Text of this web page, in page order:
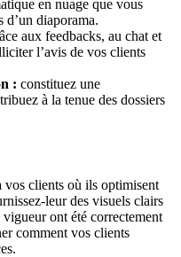
en nuage que vous
d’un diaporama.
aux feedbacks, au chat et
l’avis de vos clients
: constituez une
à la tenue des dossiers
clients où ils optimisent
leur des visuels clairs
ont été correctement
comment vos clients